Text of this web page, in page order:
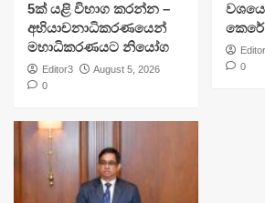
5ක් යළි විභාග කරන්න –
අභියාචනාධිකරණයෙන්
මහාධිකරණයට නියෝග
Editor3
August 5, 2026
0
කෙරේ
0